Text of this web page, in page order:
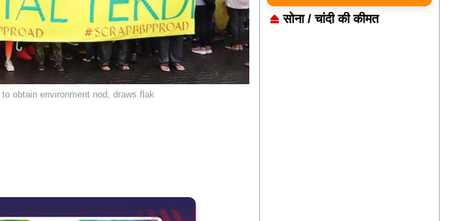
obtain environment nod, draws flak
सोना / चांदी की कीमत